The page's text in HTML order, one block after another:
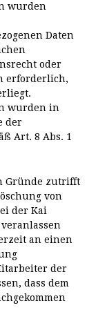
wurden
Daten
oder
erforderlich,
wurden in
der
Art. 8 Abs. 1
Gründe zutrifft
von
der Kai
an einen
der
dass dem